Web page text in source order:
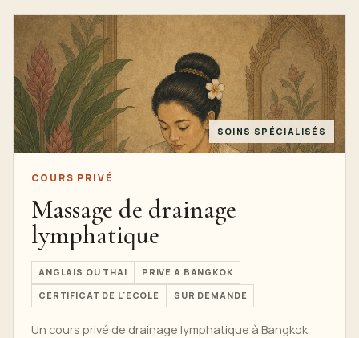
SOINS SPÉCIALISÉS
COURS PRIVÉ
Massage de drainage
lymphatique
ANGLAIS OU THAI PRIVE A BANGKOK
CERTIFICAT DE L'ECOLE SUR DEMANDE
Un cours privé de drainage lymphatique à Bangkok